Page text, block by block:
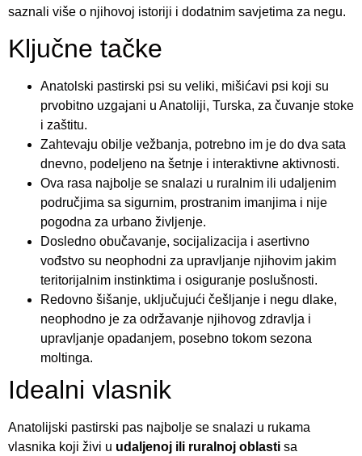
saznali više o njihovoj istoriji i dodatnim savjetima za negu.
Ključne tačke
Anatolski pastirski psi su veliki, mišićavi psi koji su
prvobitno uzgajani u Anatoliji, Turska, za čuvanje stoke
i zaštitu.
Zahtevaju obilje vežbanja, potrebno im je do dva sata
dnevno, podeljeno na šetnje i interaktivne aktivnosti.
Ova rasa najbolje se snalazi u ruralnim ili udaljenim
područjima sa sigurnim, prostranim imanjima i nije
pogodna za urbano življenje.
Dosledno obučavanje, socijalizacija i asertivno
vođstvo su neophodni za upravljanje njihovim jakim
teritorijalnim instinktima i osiguranje poslušnosti.
Redovno šišanje, uključujući češljanje i negu dlake,
neophodno je za održavanje njihovog zdravlja i
upravljanje opadanjem, posebno tokom sezona
moltinga.
Idealni vlasnik
Anatolijski pastirski pas najbolje se snalazi u rukama
vlasnika koji živi u udaljenoj ili ruralnoj oblasti sa